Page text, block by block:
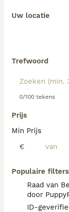
Uw locatie
Trefwoord
0/100 tekens
Prijs
Min Prijs
€
Populaire filters
Raad van
door
ID-